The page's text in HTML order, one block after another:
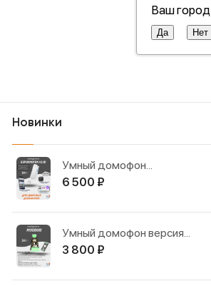
Ваш город
Новинки
Умный домофон...
6 500 ₽
Умный домофон версия...
3 800 ₽